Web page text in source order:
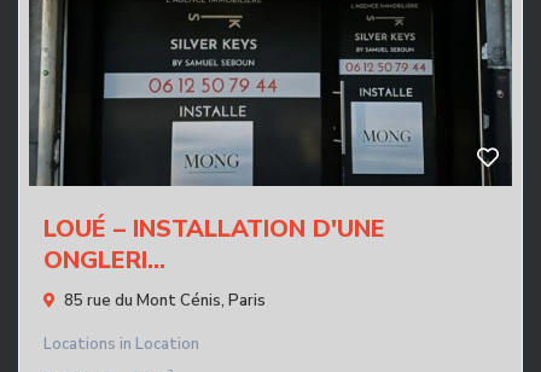
LOUÉ – INSTALLATION D'UNE
ONGLERI...
85 rue du Mont Cénis, Paris
Locations in Location